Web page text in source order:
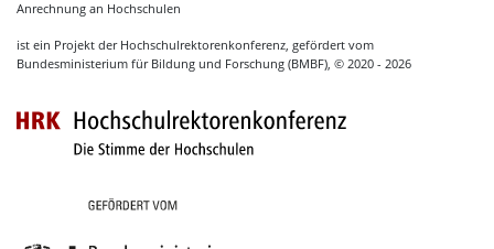
Anrechnung an Hochschulen
ist ein Projekt der Hochschulrektorenkonferenz, gefördert vom
Bundesministerium für Bildung und Forschung (BMBF), © 2020 - 2026